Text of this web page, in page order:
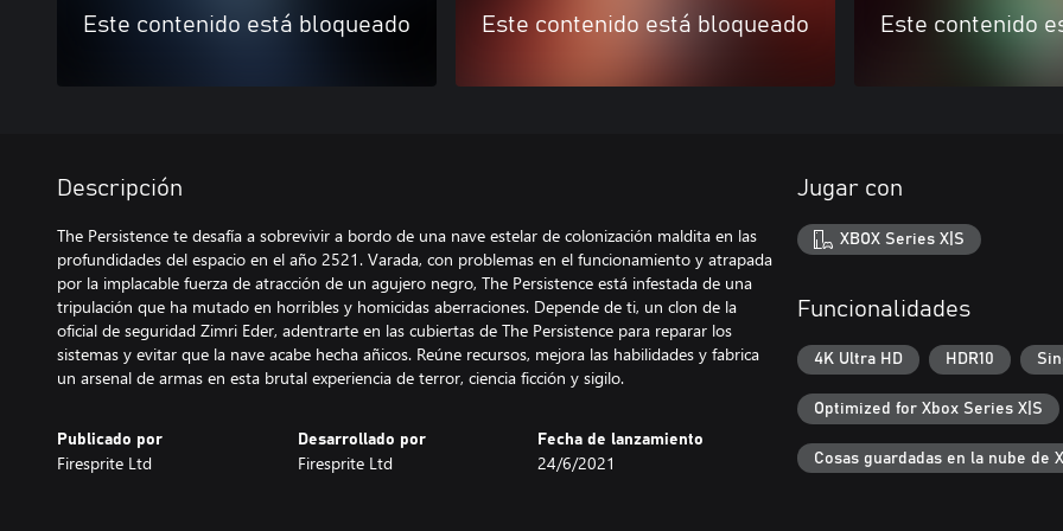
Este contenido está bloqueado Este contenido está bloqueado Este contenido
Descripción
The Persistence te desafía a sobrevivir a bordo de una nave estelar de colonización maldita en las
profundidades del espacio en el año 2521. Varada, con problemas en el funcionamiento y atrapada
por la implacable fuerza de atracción de un agujero negro, The Persistence está infestada de una
tripulación que ha mutado en horribles y homicidas aberraciones. Depende de ti, un clon de la
oficial de seguridad Zimri Eder, adentrarte en las cubiertas de The Persistence para reparar los
sistemas y evitar que la nave acabe hecha añicos. Reúne recursos, mejora las habilidades y fabrica
un arsenal de armas en esta brutal experiencia de terror, ciencia ficción y sigilo.
Publicado por
Firesprite Ltd
Desarrollado por
Firesprite Ltd
Fecha de lanzamiento
24/6/2021
Jugar con
XBOX Series X|S
Funcionalidades
4K Ultra HD HDR10
Optimized for Xbox Series X|S
Cosas guardadas en la nube de